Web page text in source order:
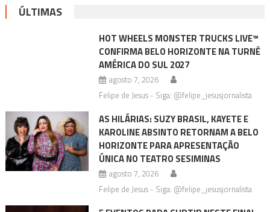
ÚLTIMAS
HOT WHEELS MONSTER TRUCKS LIVE™
CONFIRMA BELO HORIZONTE NA TURNÊ
AMÉRICA DO SUL 2027
agosto 7, 2026
Felipe de Jesus - Siga: @felipe_jesusjornalista
AS HILÁRIAS: SUZY BRASIL, KAYETE E
KAROLINE ABSINTO RETORNAM A BELO
HORIZONTE PARA APRESENTAÇÃO
ÚNICA NO TEATRO SESIMINAS
agosto 7, 2026
Felipe de Jesus - Siga: @felipe_jesusjornalista